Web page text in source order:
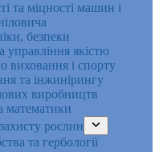
та міцності машин і
безпеки
управління якістю
виховання і спорту
та інжинірингу
виробництв
математики
рослин
та гербології